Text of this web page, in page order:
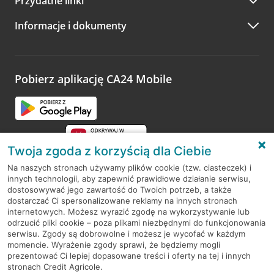
A po wizycie…
Zachęcamy do podzielenia się z nami opinią o wizycie.
opinie.
Informacje i dokumenty
Pobierz aplikację CA24 Mobile
RODO
Regulamin serwisu
Mapa serwisu
PolitykaCookies
Twoja zgoda z korzyścią dla Ciebie
Na naszych stronach używamy plików cookie (tzw. ciasteczek) i
innych technologii, aby zapewnić prawidłowe działanie serwisu,
dostosowywać jego zawartość do Twoich potrzeb, a także
dostarczać Ci spersonalizowane reklamy na innych stronach
internetowych. Możesz wyrazić zgodę na wykorzystywanie lub
odrzucić pliki cookie – poza plikami niezbędnymi do funkcjonowania
serwisu. Zgody są dobrowolne i możesz je wycofać w każdym
momencie. Wyrażenie zgody sprawi, że będziemy mogli
prezentować Ci lepiej dopasowane treści i oferty na tej i innych
stronach Credit Agricole.